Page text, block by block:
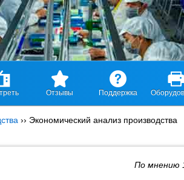
Отзывы Поддержка
›› Экономический анализ производства
По мнению